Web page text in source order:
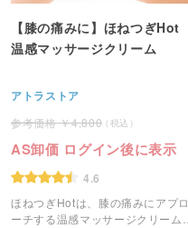
【膝の痛みに】ほねつぎHot
温感マッサージクリーム
アトラストア
4,800
AS卸価 ログイン後に表示
4.6
ほねつぎHotは、膝の痛みにアプロ
ーチする温感マッサージクリームで